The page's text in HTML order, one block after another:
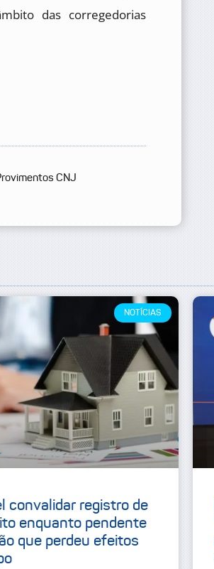
das corregedorias
CNJ
NOTÍCIAS
convalidar registro de
enquanto pendente
que perdeu efeitos